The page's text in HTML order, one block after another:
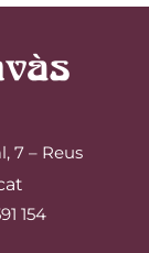
7 – Reus
154